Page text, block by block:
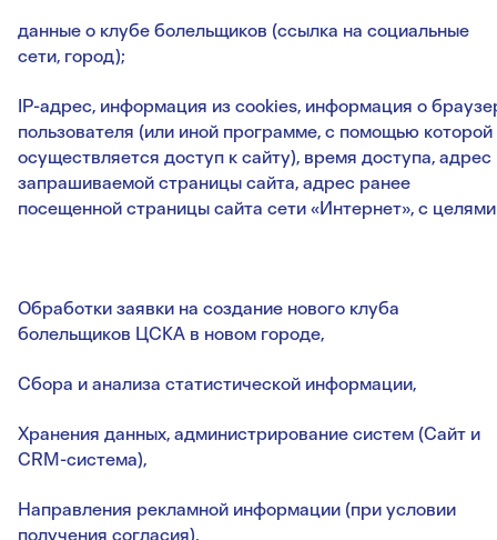
данные о клубе болельщиков (ссылка на социальные
сети, город);
IP-адрес, информация из cookies, информация о
пользователя (или иной программе, с помощью которой
осуществляется доступ к сайту), время доступа, адрес
запрашиваемой страницы сайта, адрес ранее
посещенной страницы сайта сети «Интернет», с
Обработки заявки на создание нового клуба
болельщиков ЦСКА в новом городе,
Сбора и анализа статистической информации,
Хранения данных, администрирование систем (Сайт и
CRM-система),
Направления рекламной информации (при условии
получения согласия).